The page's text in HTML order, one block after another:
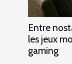
Entre
les jeux
gaming